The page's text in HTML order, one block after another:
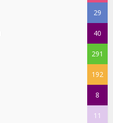
29
40
291
192
8
11